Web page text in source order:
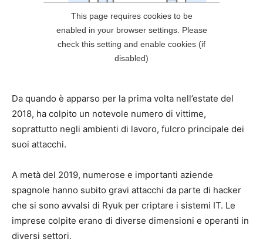
Da quando è apparso per la prima volta nell’estate del
2018, ha colpito un notevole numero di vittime,
soprattutto negli ambienti di lavoro, fulcro principale dei
suoi attacchi.
A metà del 2019, numerose e importanti aziende
spagnole hanno subito gravi attacchi da parte di hacker
che si sono avvalsi di Ryuk per criptare i sistemi IT. Le
imprese colpite erano di diverse dimensioni e operanti in
diversi settori.